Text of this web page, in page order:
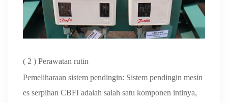
( 2 ) Perawatan rutin
Pemeliharaan sistem pendingin: Sistem pendingin mesin
es serpihan CBFI adalah salah satu komponen intinya,